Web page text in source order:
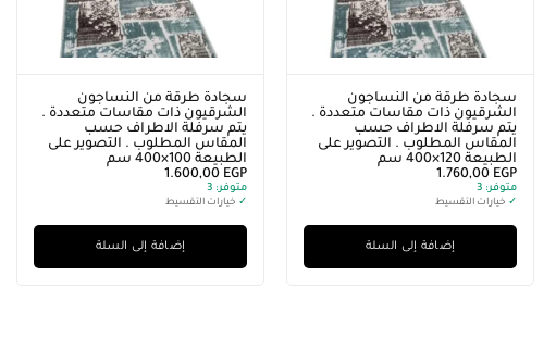
سجادة طرقة من النساجون
الشرقيون ذات مقاسات متعددة .
يتم سرفلة الاطراف حسب
المقاس المطلوب . التصوير على
الطبيعة 120×400 سم
1.760,00 EGP
متوفر:
✓ خيارات التقسيط
إضافة إلى السلة
سجادة طرقة من النساجون
الشرقيون ذات مقاسات متعددة .
يتم سرفلة الاطراف حسب
المقاس المطلوب . التصوير على
الطبيعة 100×400 سم
1.600,00 EGP
متوفر:
✓ خيارات التقسيط
إضافة إلى السلة